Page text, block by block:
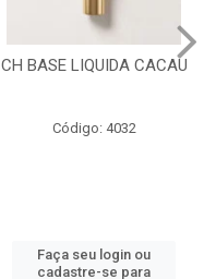
CH BASE LIQUIDA CACAU
Código: 4032
Faça seu login ou
cadastre-se para